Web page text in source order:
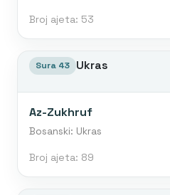
Broj ajeta: 53
Sura 43 Ukras
Az-Zukhruf
Bosanski: Ukras
Broj ajeta: 89